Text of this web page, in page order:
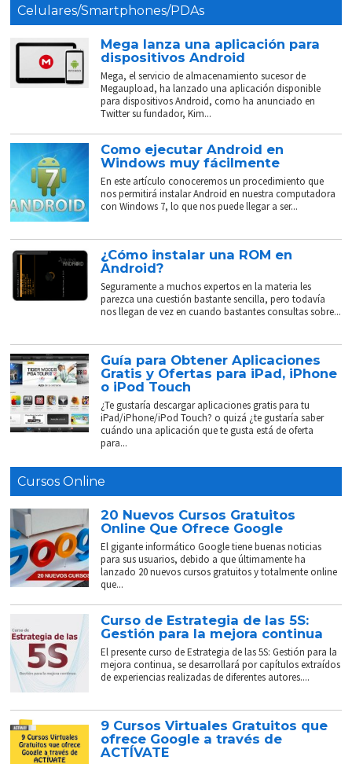
Celulares/Smartphones/PDAs
Mega lanza una aplicación para
dispositivos Android
Mega, el servicio de almacenamiento sucesor de
Megaupload, ha lanzado una aplicación disponible
para dispositivos Android, como ha anunciado en
Twitter su fundador, Kim...
Como ejecutar Android en
Windows muy fácilmente
En este artículo conoceremos un procedimiento que
nos permitirá instalar Android en nuestra computadora
con Windows 7, lo que nos puede llegar a ser...
¿Cómo instalar una ROM en
Android?
Seguramente a muchos expertos en la materia les
parezca una cuestión bastante sencilla, pero todavía
nos llegan de vez en cuando bastantes consultas sobre...
Guía para Obtener Aplicaciones
Gratis y Ofertas para iPad, iPhone
o iPod Touch
¿Te gustaría descargar aplicaciones gratis para tu
iPad/iPhone/iPod Touch? o quizá ¿te gustaría saber
cuándo una aplicación que te gusta está de oferta
para...
Cursos Online
20 Nuevos Cursos Gratuitos
Online Que Ofrece Google
El gigante informático Google tiene buenas noticias
para sus usuarios, debido a que últimamente ha
lanzado 20 nuevos cursos gratuitos y totalmente online
que...
Curso de Estrategia de las 5S:
Gestión para la mejora continua
El presente curso de Estrategia de las 5S: Gestión para la
mejora continua, se desarrollará por capítulos extraídos
de experiencias realizadas de diferentes autores....
9 Cursos Virtuales Gratuitos que
ofrece Google a través de
ACTÍVATE